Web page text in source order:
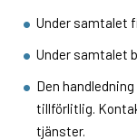
Under samtalet
Under samtalet
Den
tillförlitlig.
tjänster.